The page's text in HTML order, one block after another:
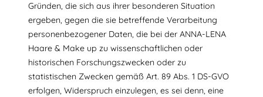
Gründen, die sich aus ihrer besonderen Situation
ergeben, gegen die sie betreffende Verarbeitung
personenbezogener Daten, die bei der ANNA-LENA
Haare & Make up zu wissenschaftlichen oder
historischen Forschungszwecken oder zu
statistischen Zwecken gemäß Art. 89 Abs. 1 DS-GVO
erfolgen, Widerspruch einzulegen, es sei denn, eine